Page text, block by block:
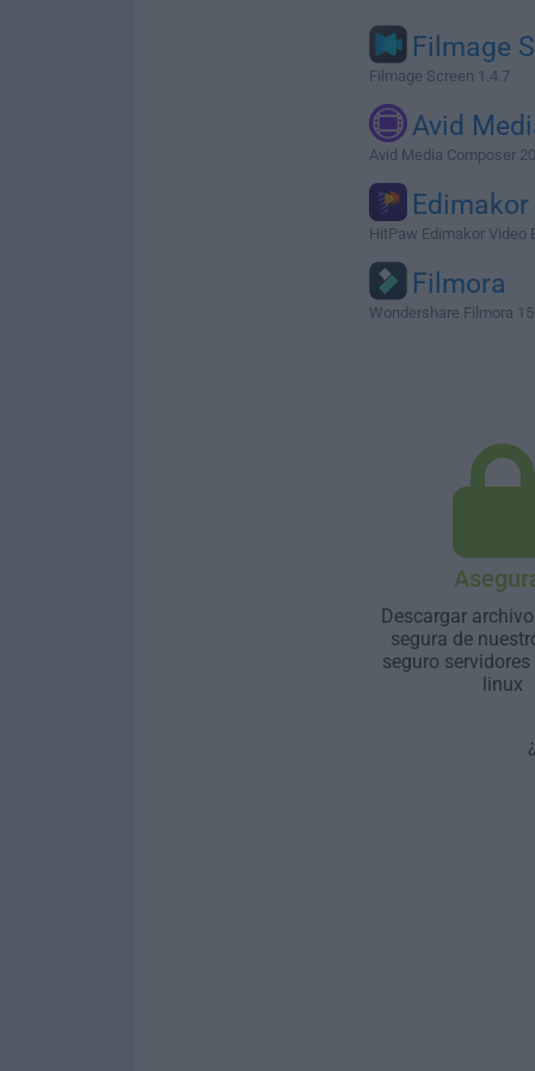
Filmage
Filmage Screen 1.4.7
Avid
Avid Media Composer
Edimakor
HitPaw Edimakor Video
Filmora
Wondershare Filmora
Descargar
segura de
seguro
linux